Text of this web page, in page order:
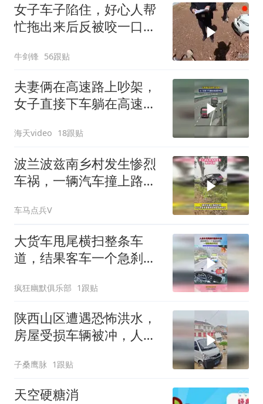
女子车子陷住，好心人帮
忙拖出来后反被咬一口车
牛剑锋 56跟贴
夫妻俩在高速路上吵架，
女子直接下车躺在高速路
海天video 18跟贴
波兰波兹南乡村发生惨烈
车祸，一辆汽车撞上路边
车马点兵V
大货车甩尾横扫整条车
道，结果客车一个急刹躲
疯狂幽默俱乐部 1跟贴
陕西山区遭遇恐怖洪水，
房屋受损车辆被冲，人类
子桑鹰脉 1跟贴
天空硬糖消